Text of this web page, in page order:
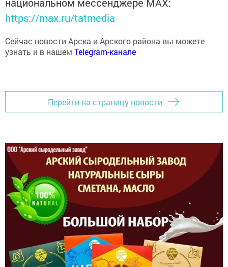
https://max.ru/tatmedia
узнать и в нашемTelegram-канале
Перейти на страницу новости